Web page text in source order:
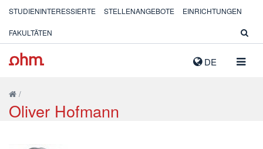
DE
STUDIENINTERESSIERTE STELLENANGEBOTE EINRICHTUNGEN
FAKULTÄTEN
/
Oliver Hofmann